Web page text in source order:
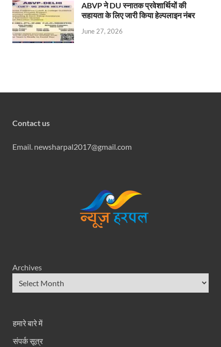
ABVP ने DU स्नातक प्रवेशार्थियों की
सहायता के लिए जारी किया हेल्पलाइन नंबर
June 27, 2026
Contact us
Email. newsharpal2017@gmail.com
Archives
हमारे बारे में
संपर्क सूत्र